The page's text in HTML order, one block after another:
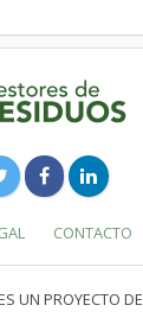
CONTACTO
UN PROYECTO DE